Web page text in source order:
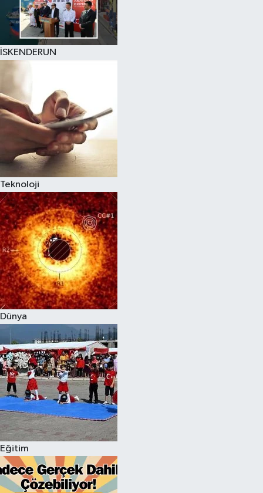
İSKENDERUN
Teknoloji
Dünya
Eğitim